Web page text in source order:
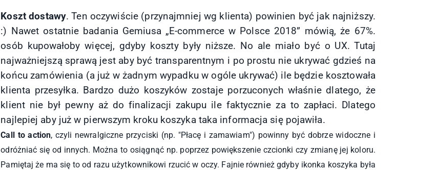
Koszt dostawy. Ten oczywiście (przynajmniej wg klienta) powinien być jak najniższy.
:) Nawet ostatnie badania Gemiusa „E-commerce w Polsce 2018” mówią, że 67%.
osób kupowałoby więcej, gdyby koszty były niższe. No ale miało być o UX. Tutaj
najważniejszą sprawą jest aby być transparentnym i po prostu nie ukrywać gdzieś na
końcu zamówienia (a już w żadnym wypadku w ogóle ukrywać) ile będzie kosztowała
klienta przesyłka. Bardzo dużo koszyków zostaje porzuconych właśnie dlatego, że
klient nie był pewny aż do finalizacji zakupu ile faktycznie za to zapłaci. Dlatego
najlepiej aby już w pierwszym kroku koszyka taka informacja się pojawiła.
Call to action, czyli newralgiczne przyciski (np. "Płacę i zamawiam") powinny być dobrze widoczne i
odróżniać się od innych. Można to osiągnąć np. poprzez powiększenie czcionki czy zmianę jej koloru.
Pamiętaj że ma się to od razu użytkownikowi rzucić w oczy. Fajnie również gdyby ikonka koszyka była